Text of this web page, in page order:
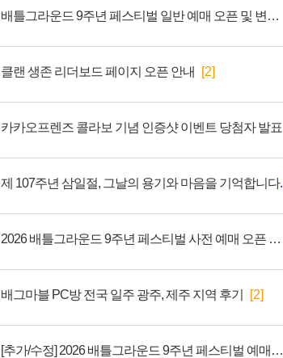
배틀그라운드 9주년 페스티벌 일반 예매 오픈 및 변경 사항 안내
클랜 생존 리더보드 페이지 오픈 안내 [2]
카카오프렌즈 콜라보 기념 인증샷 이벤트 당첨자 발표
제 107주년 삼일절, 그날의 용기와 마음을 기억합니다.
2026 배틀그라운드 9주년 페스티벌 사전 예매 오픈 안내
배그마블 PC방 전국 일주 광주, 제주 지역 후기 [2]
[추가/수정] 2026 배틀그라운드 9주년 페스티벌 예매 안내